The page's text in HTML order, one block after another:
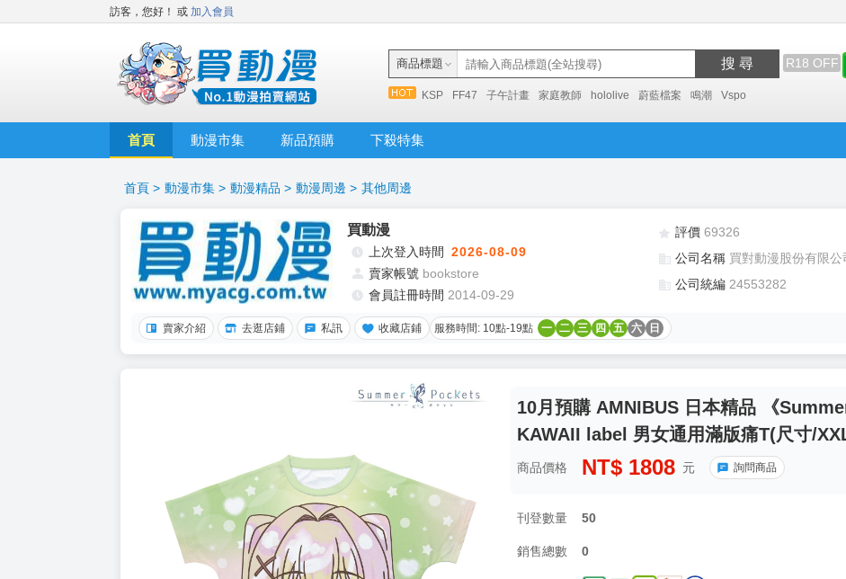
訪客，您好！ 或 加入會員
商品標題 搜 尋 R18 OFF
KSP FF47 子午計畫 家庭教師 hololive 蔚藍檔案 鳴潮 Vspo
首頁 動漫市集 新品預購 下殺特集
首頁 > 動漫市集 > 動漫精品 > 動漫周邊 > 其他周邊
買動漫
上次登入時間 2026-08-09
賣家帳號 bookstore
會員註冊時間 2014-09-29
評價 69326
公司名稱 買對動漫股份有限公
公司統編 24553282
賣家介紹 去逛店鋪 私訊 收藏店鋪 服務時間: 10點-19點 一 二 三 四 五 六 日
10月預購 AMNIBUS 日本精品 《
KAWAII label 男女通用滿版痛T(尺寸/
商品價格 NT$ 1808 元 詢問商品
刊登數量 50
銷售總數 0